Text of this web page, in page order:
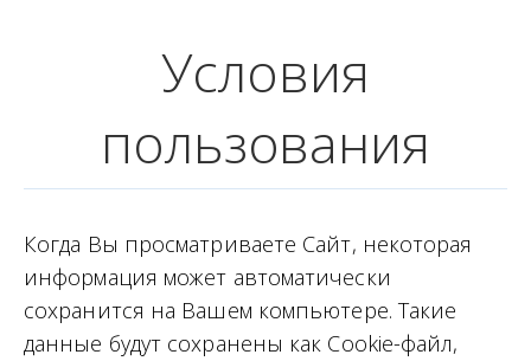
Условия
пользования
Когда Вы просматриваете Сайт, некоторая
информация может автоматически
сохранится на Вашем компьютере. Такие
данные будут сохранены как Cookie-файл,